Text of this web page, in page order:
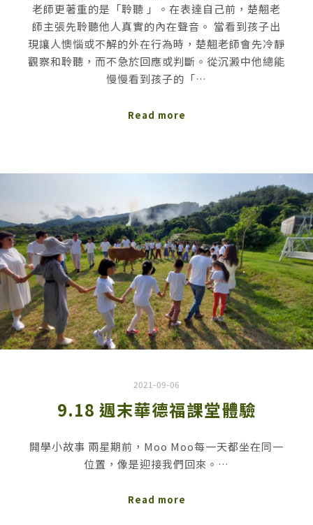
老師更著重的是「聆聽 」。在表達自己前，楚翹老
師主張先聆聽他人真實的內在聲音。 當看到孩子出
現讓人懊惱或不解的外在行為時，楚翹老師會先冷靜
觀察和聆聽，而不急於回應或判斷。從沉澱中他總能
慢慢看到孩子的「…
Read more
2021-09-06
9.18 週末華德福課堂體驗
開學小故事 兩星期前，Moo Moo每一天都坐在同一
位置，像是迎接我們回來。…
Read more